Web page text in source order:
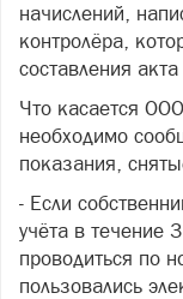
начислений,
контролёра,
составления
Что касается
необходимо
показания,
- Если
учёта в течение
проводиться по
пользовались